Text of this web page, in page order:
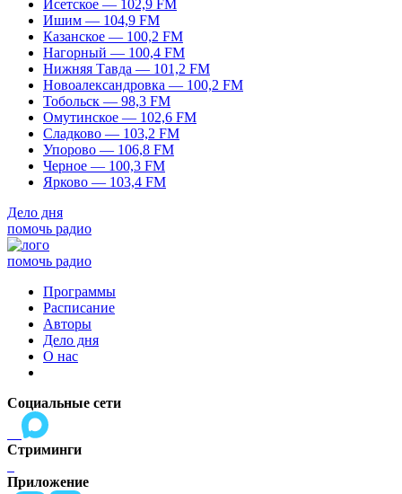
Исетское — 102,9 FM
Ишим — 104,9 FM
Казанское — 100,2 FM
Нагорный — 100,4 FM
Нижняя Тавда — 101,2 FM
Новоалександровка — 100,2 FM
Тобольск — 98,3 FM
Омутинское — 102,6 FM
Сладково — 103,2 FM
Упорово — 106,8 FM
Черное — 100,3 FM
Ярково — 103,4 FM
Дело дня
помочь радио
помочь радио
Программы
Расписание
Авторы
Дело дня
О нас
Социальные сети
Стриминги
Приложение